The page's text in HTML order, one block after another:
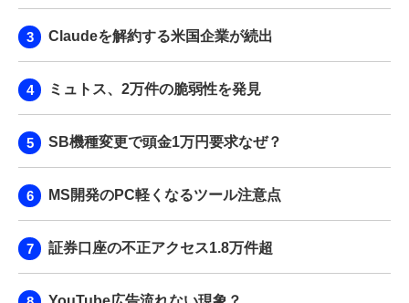
Claudeを解約する米国企業が続出
ミュトス、2万件の脆弱性を発見
SB機種変更で頭金1万円要求なぜ？
MS開発のPC軽くなるツール注意点
証券口座の不正アクセス1.8万件超